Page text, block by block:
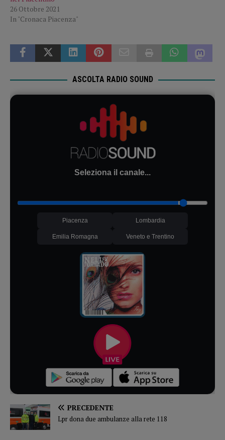
26 Ottobre 2021
In "Cronaca Piacenza"
ASCOLTA RADIO SOUND
Seleziona il canale...
Piacenza Lombardia
Emilia Romagna Veneto e Trentino
PRECEDENTE
Lpr dona due ambulanze alla rete 118